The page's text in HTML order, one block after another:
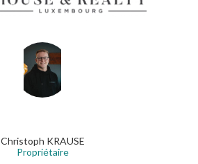
Christoph KRAUSE
Propriétaire